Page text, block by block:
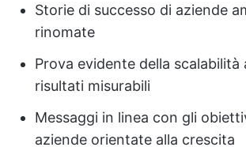
Storie di successo di aziende
rinomate
Prova evidente della scalabilità
risultati misurabili
Messaggi in linea con gli
aziende orientate alla crescita